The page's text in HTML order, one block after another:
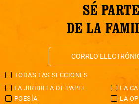
SÉ PARTE
DE LA
TODAS LAS SECCIONES
LA JIRIBILLA DE PAPEL
LA
POESÍA
LA